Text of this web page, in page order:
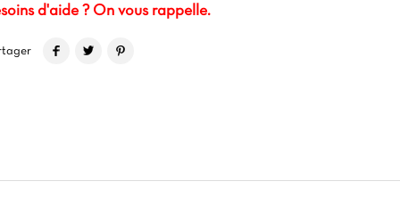
d'aide ? On vous rappelle.